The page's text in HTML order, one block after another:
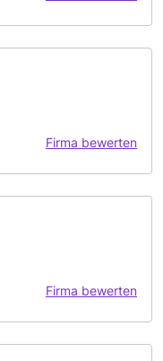
Firma bewerten
Firma bewerten